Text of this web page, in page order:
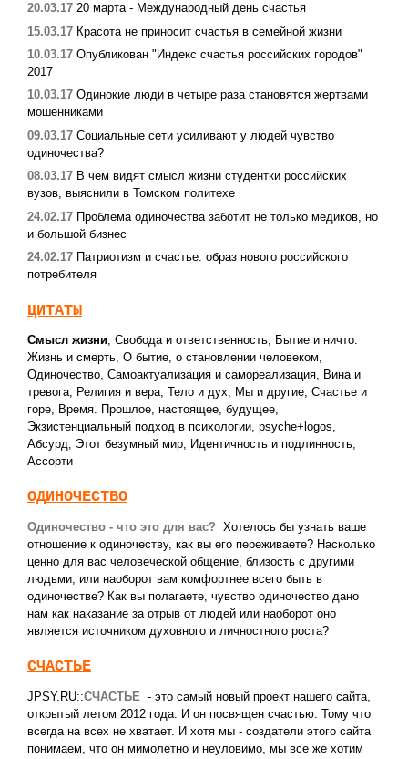
20.03.17 20 марта - Международный день счастья
15.03.17 Красота не приносит счастья в семейной жизни
10.03.17 Опубликован "Индекс счастья российских городов"
2017
10.03.17 Одинокие люди в четыре раза становятся жертвами
мошенниками
09.03.17 Социальные сети усиливают у людей чувство
одиночества?
08.03.17 В чем видят смысл жизни студентки российских
вузов, выяснили в Томском политехе
24.02.17 Проблема одиночества заботит не только медиков, но
и большой бизнес
24.02.17 Патриотизм и счастье: образ нового российского
потребителя
ЦИТАТЫ
Смысл жизни Свобода и ответственность
Бытие и ничто.
Жизнь и смерть О бытие, о становлении человеком
Одиночество Самоактуализация и самореализация
Вина и
тревога
Религия и вера Тело и дух Мы и другие Счастье и
горе
Время. Прошлое, настоящее, будущее
Экзистенциальный подход в психологии psyche+logos
Абсурд
Этот безумный мир Идентичность и подлинность
Ассорти
ОДИНОЧЕСТВО
Одиночество - что это для вас? Хотелось бы узнать ваше
отношение к одиночеству, как вы его переживаете? Насколько
ценно для вас человеческой общение, близость c другими
людьми, или наоборот вам комфортнее всего быть в
одиночестве? Как вы полагаете, чувство одиночество дано
нам как наказание за отрыв от людей или наоборот оно
является источником духовного и личностного роста?
СЧАСТЬЕ
JPSY.RU::СЧАСТЬЕ - это самый новый проект нашего сайта,
открытый летом 2012 года. И он посвящен счастью. Тому что
всегда на всех не хватает. И хотя мы - создатели этого сайта
понимаем, что он мимолетно и неуловимо, мы все же хотим